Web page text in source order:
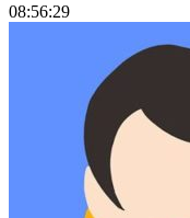
08:56:29